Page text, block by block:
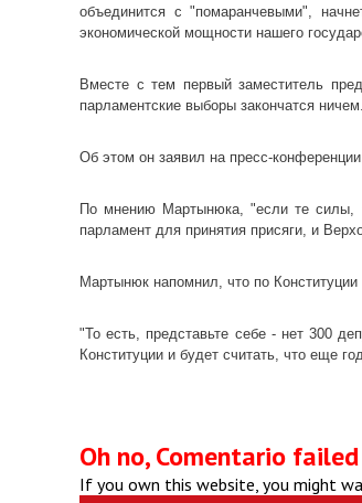
объединится с "помаранчевыми",
экономической мощности нашего
Вместе с тем первый заместитель
парламентские выборы закончатся ничем.
Об этом он заявил на пресс-
По мнению Мартынюка, "если те силы,
парламент для принятия присяги, и
Мартынюк напомнил, что по
"То есть, представьте себе - нет 300
Конституции и будет считать, что еще
Oh no, Comentario
If you own this website, you might